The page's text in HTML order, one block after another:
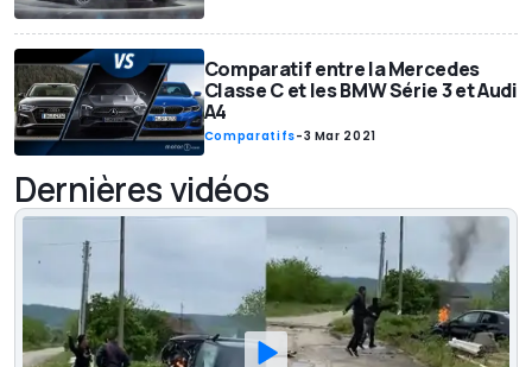
Comparatif entre la Mercedes
Classe C et les BMW Série 3 et Audi
A4
Comparatifs-3 Mar 2021
Dernières vidéos